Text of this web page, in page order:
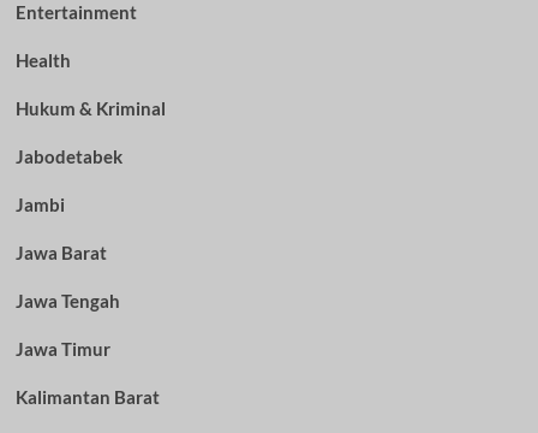
Entertainment
Health
Hukum & Kriminal
Jabodetabek
Jambi
Jawa Barat
Jawa Tengah
Jawa Timur
Kalimantan Barat